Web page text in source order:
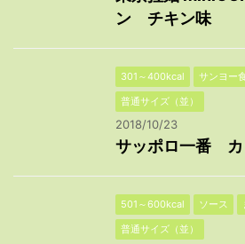
ン チキン味
301～400kcal サンヨー
普通サイズ（並）
2018/10/23
サッポロ一番 カ
501～600kcal ソース
普通サイズ（並）